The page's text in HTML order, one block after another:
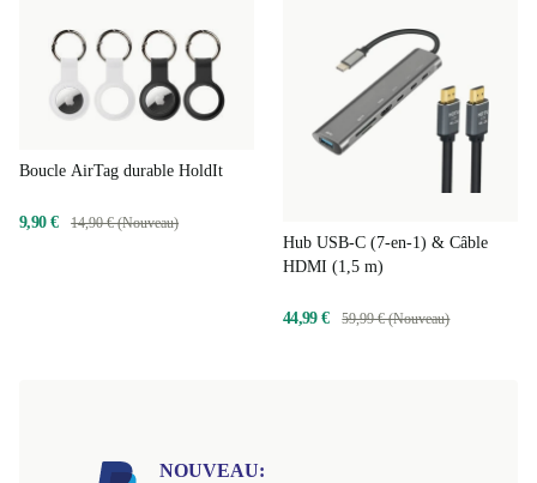
Boucle AirTag durable HoldIt
9,90 € 14,90 € (Nouveau)
Hub USB-C (7-en-1) & Câble
HDMI (1,5 m)
44,99 € 59,99 € (Nouveau)
NOUVEAU: